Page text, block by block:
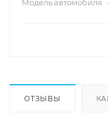
Модель автомобиля
ОТЗЫВЫ